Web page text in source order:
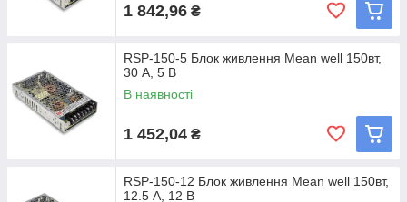
1 842,96 ₴
RSP-150-5 Блок живлення Mean well 150вт,
30 А, 5 В
В наявності
1 452,04 ₴
RSP-150-12 Блок живлення Mean well 150вт,
12.5 А, 12 В